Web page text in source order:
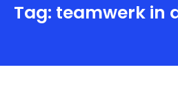
Tag: teamwerk in